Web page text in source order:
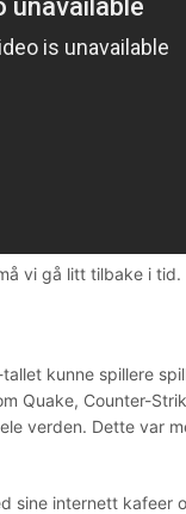
vi gå litt tilbake i tid.
kunne spillere
Quake, Counter-
verden. Dette var
sine internett kafeer